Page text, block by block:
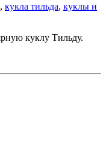
, кукла тильда, куклы и
куклу Тильду.